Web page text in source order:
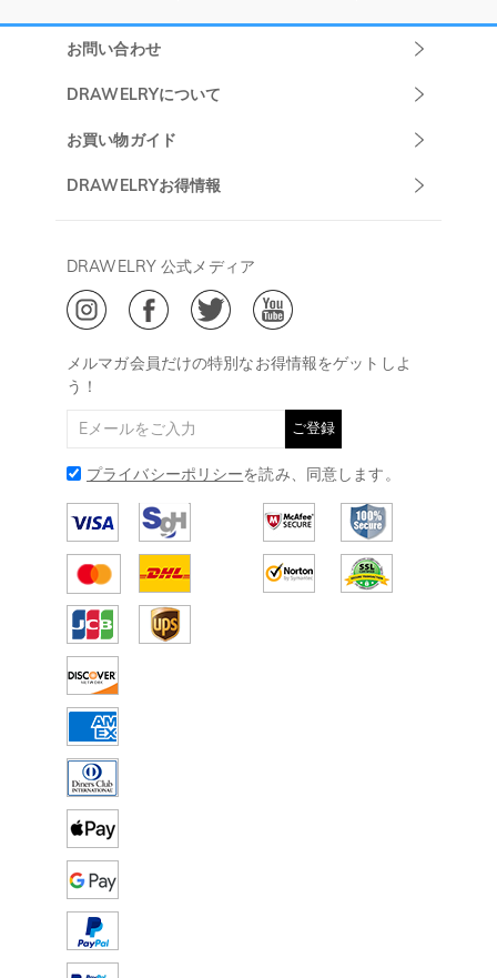
お問い合わせ
DRAWELRYについて
DRAWELRYについて
ご利用規約
ご特定商取引法に基づく表示
お買い物ガイド
発送について
ジュエリーお手入れ
Drawelry Blog
DRAWELRYお得情報
会員・ポイントについて
メルマガ会員だけの特別なお得情報をゲットしよ
う！
ご登録
プライバシーポリシーを読み、同意します。
DRAWELRY 公式メディア